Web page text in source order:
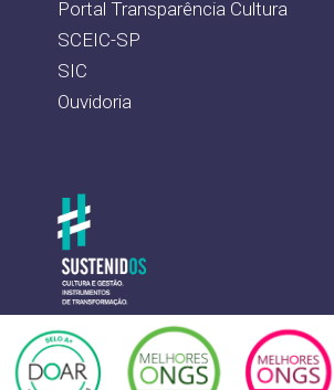
Portal Transparência Cultura
SCEIC-SP
SIC
Ouvidoria